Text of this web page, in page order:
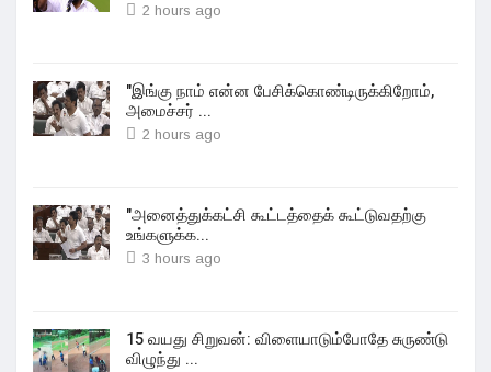
2 hours ago
"இங்கு நாம் என்ன பேசிக்கொண்டிருக்கிறோம்,
அமைச்சர் ...
2 hours ago
"அனைத்துக்கட்சி கூட்டத்தைக் கூட்டுவதற்கு
உங்களுக்க...
3 hours ago
15 வயது சிறுவன்: விளையாடும்போதே சுருண்டு
விழுந்து ...